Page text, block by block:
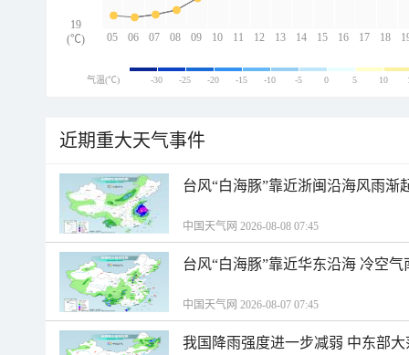
05 06 07 08 09 10 11 12 13 14 15 16 17 18
19
(℃)
气温(℃) -30 -25 -20 -15 -10 -5 0 5 10
近期重大天气事件
台风“白海豚”靠近浙闽沿海风雨渐
中国天气网 2026-08-08 07:45
台风“白海豚”靠近华东沿海 冷空
中国天气网 2026-08-07 07:45
我国降雨强度进一步减弱 中东部